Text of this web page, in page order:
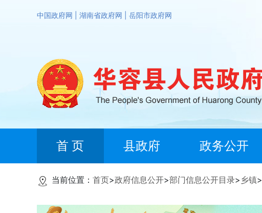
中国政府网 湖南省政府网 岳阳市政府网
首 页 县政府 政务公开
当前位置： 首页>政府信息公开>部门信息公开目录> 乡镇>